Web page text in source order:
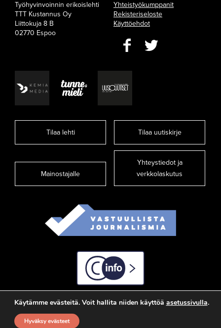
Työhyvinvoinnin erikoislehti
TTT Kustannus Oy
Liittokuja 8 B
02770 Espoo
Yhteistyökumppanit
Rekisteriseloste
Käyttöehdot
Tilaa lehti Tilaa uutiskirje
Mainostajalle
Yhteystiedot ja
verkkolaskutus
C-info
Käytämme evästeitä. Voit hallita niiden käyttöä asetussivulla.
Hyväksy evästeet